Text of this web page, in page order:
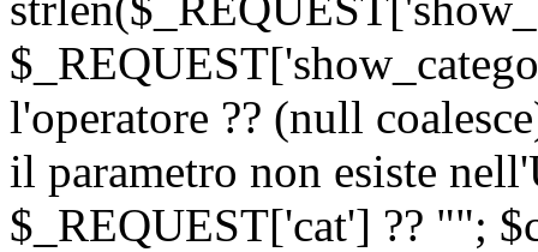
l'operatore ?? (null
il parametro non esiste
$_REQUEST['cat'] ?? "";